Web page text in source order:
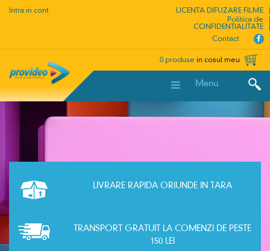
Intra in cont
LICENTA DIFUZARE FILME
Politica de
CONFIDENTIALITATE
Contact
0 produse in cosul meu
Menu
LIVRARE RAPIDA ORIUNDE IN TARA
TRANSPORT GRATUIT LA COMENZI DE PESTE
150 LEI